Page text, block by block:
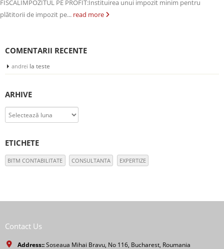
FISCALIMPOZITUL PE PROFIT:Instituirea unui impozit minim pentru
plătitorii de impozit pe... read more
COMENTARII RECENTE
andrei la teste
ARHIVE
Arhive
ETICHETE
BITM CONTABILITATE CONSULTANTA EXPERTIZE
Contact Us
Address::Soseaua Mihai Bravu, No 116, Bucharest, Roumania